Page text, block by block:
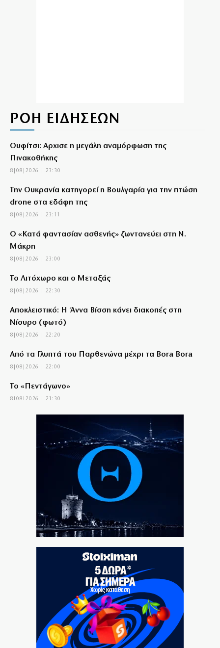
ΡΟΗ ΕΙΔΗΣΕΩΝ
Ουφίτσι: Αρχισε η μεγάλη αναμόρφωση της
Πινακοθήκης
8|08|2026 | 23:30
Την Ουκρανία κατηγορεί η Βουλγαρία για την πτώση
drone στα εδάφη της
8|08|2026 | 23:11
Ο «Κατά φαντασίαν ασθενής» ζωντανεύει στη Ν.
Μάκρη
8|08|2026 | 23:00
Το Λιτόχωρο και ο Μεταξάς
8|08|2026 | 22:30
Αποκλειστικό: Η Άννα Βίσση κάνει διακοπές στη
Νίσυρο (φωτό)
8|08|2026 | 22:20
Από τα Γλυπτά του Παρθενώνα μέχρι τα Bora Bora
8|08|2026 | 22:00
Το «Πεντάγωνο»
8|08|2026 | 21:30
τον διαβόητο Έντικ
8|08|2026 | 21:26
Kyriakos delendus est
Τραγωδία στην Πάρο: 4χρονο αγοράκι πνίγηκε σε
8|08|2026 | 21:04
Όταν υπήρχε πρόσβαση στην αισιοδοξία
Ιντερνετική φιγούρα διακοπών
Γιατί η Ρωσία διατηρεί το πλεονέκτημα στην Ουκρανία
8|08|2026 | 20:00
Θα γίνει η «Συμφωνία της Μέκκας» το